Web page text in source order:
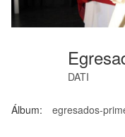
DATI
Álbum: egresados-